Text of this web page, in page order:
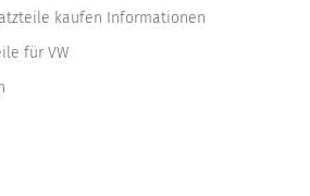
kaufen Informationen
für VW